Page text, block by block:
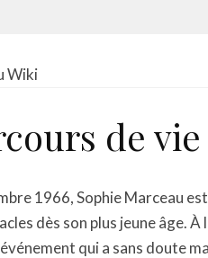
Wiki
de
1966, Sophie Marceau
dès son plus jeune âge.
qui a sans doute